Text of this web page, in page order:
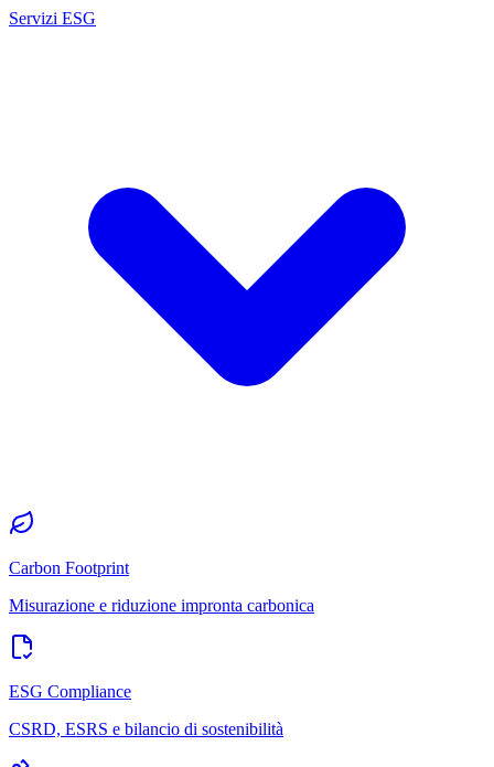
Servizi ESG
Carbon Footprint
Misurazione e riduzione impronta carbonica
ESG Compliance
CSRD, ESRS e bilancio di sostenibilità